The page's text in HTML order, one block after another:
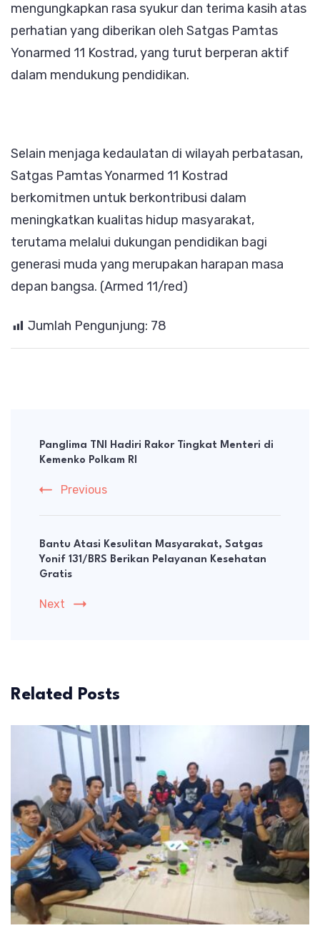
mengungkapkan rasa syukur dan terima kasih atas
perhatian yang diberikan oleh Satgas Pamtas
Yonarmed 11 Kostrad, yang turut berperan aktif
dalam mendukung pendidikan.
Selain menjaga kedaulatan di wilayah perbatasan,
Satgas Pamtas Yonarmed 11 Kostrad
berkomitmen untuk berkontribusi dalam
meningkatkan kualitas hidup masyarakat,
terutama melalui dukungan pendidikan bagi
generasi muda yang merupakan harapan masa
depan bangsa. (Armed 11/red)
Jumlah Pengunjung: 78
Navigation
Panglima TNI Hadiri Rakor Tingkat Menteri di
Kemenko Polkam RI
Previous
Bantu Atasi Kesulitan Masyarakat, Satgas
Yonif 131/BRS Berikan Pelayanan Kesehatan
Gratis
Next
Related Posts